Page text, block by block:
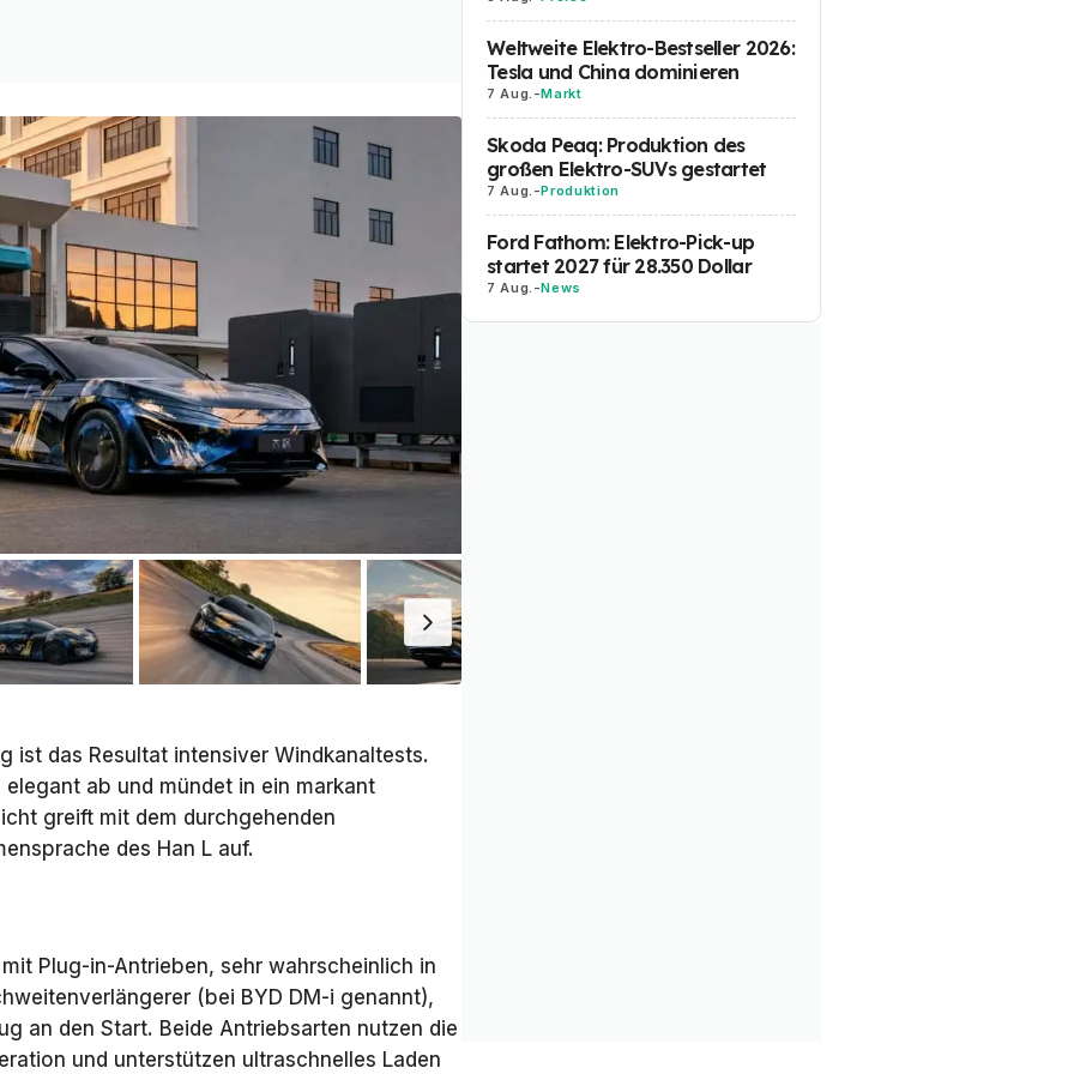
ist das Resultat intensiver Windkanaltests.
ab und mündet in ein markant
greift mit dem durchgehenden
des Han L auf.
Plug-in-Antrieben, sehr wahrscheinlich in
(bei BYD DM-i genannt),
an den Start. Beide Antriebsarten nutzen die
und unterstützen ultraschnelles Laden
Weltweite Elektro-Bestseller 2026:
Tesla und China dominieren
7 Aug. -Markt
Skoda Peaq: Produktion des
großen Elektro-SUVs gestartet
7 Aug. -Produktion
Ford Fathom: Elektro-Pick-up
startet 2027 für 28.350 Dollar
7 Aug. -News